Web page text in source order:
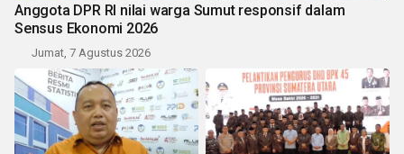
Anggota DPR RI nilai warga Sumut responsif dalam
Sensus Ekonomi 2026
Jumat, 7 Agustus 2026